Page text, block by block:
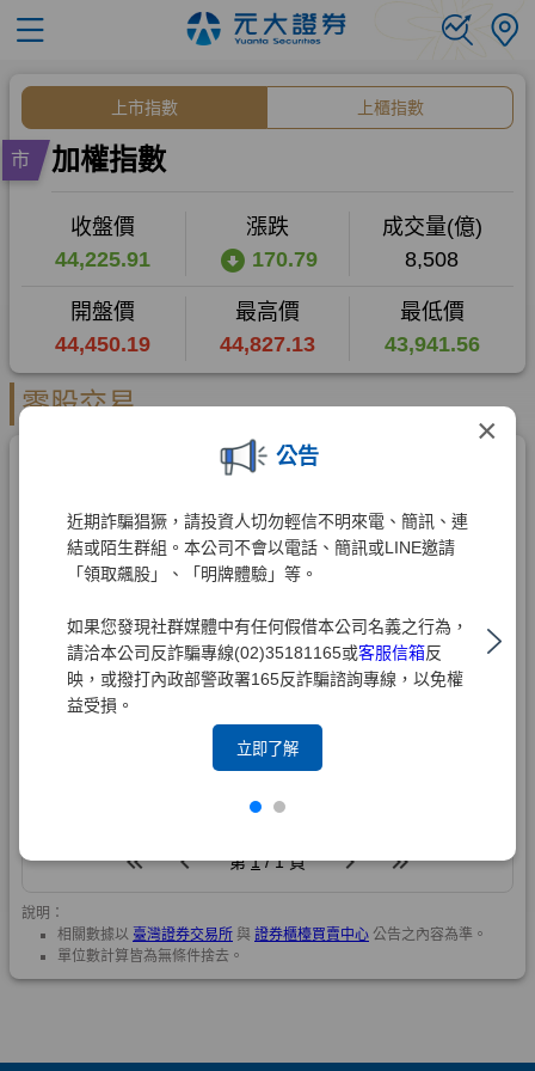
×
公告
近期詐騙猖獗，請投資人切勿輕信不明來電、簡訊、連
結或陌生群組。本公司不會以電話、簡訊或LINE邀請
「領取飆股」、「明牌體驗」等。
如果您發現社群媒體中有任何假借本公司名義之行為，
請洽本公司反詐騙專線(02)35181165或客服信箱反
映，或撥打內政部警政署165反詐騙諮詢專線，以免權
益受損。
立即了解